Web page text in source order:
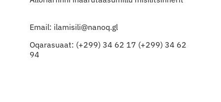
Email: ilamisili@nanoq.gl
Oqarasuaat: (+299) 34 62 17 (+299) 34 62
94